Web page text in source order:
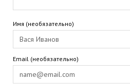
Имя (необязательно)
Email (необязательно)